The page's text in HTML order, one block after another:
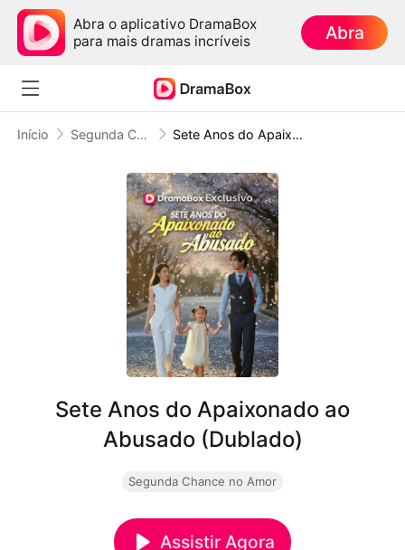
Abra o aplicativo DramaBox
para mais dramas incríveis
Abra
Início Segunda Chance no Amor Sete Anos do Apaixonado ao Abusado (Dublado)
Sete Anos do Apaixonado ao
Abusado (Dublado)
Segunda Chance no Amor
Assistir Agora